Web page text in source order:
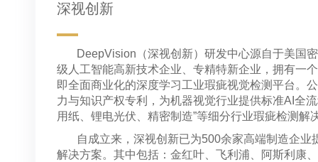
深视创新
DeepVision（深视创新）研发中心源自于美国密
级人工智能高新技术企业、专精特新企业，拥有一
即全面商业化的深度学习工业瑕疵视觉检测平台。
力与知识产权专利，为机器视觉行业提供标准AI全
用纸、锂电光伏、精密制造”等细分行业瑕疵检测解
自成立来，深视创新已为500余家高端制造企业
解决方案。其中包括：金红叶、飞利浦、阿斯利康